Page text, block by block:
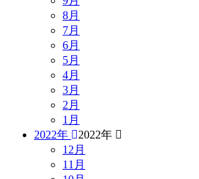
8月
7月
6月
5月
4月
3月
2月
1月
2022年
2022年
12月
11月